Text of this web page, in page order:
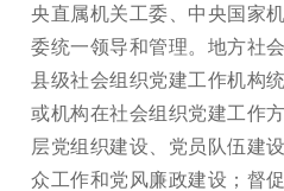
央直属机关工委、中央国家
委统一领导和管理。地方社
县级社会组织党建工作机构
或机构在社会组织党建工作
层党组织建设、党员队伍建
众工作和党风廉政建设；督